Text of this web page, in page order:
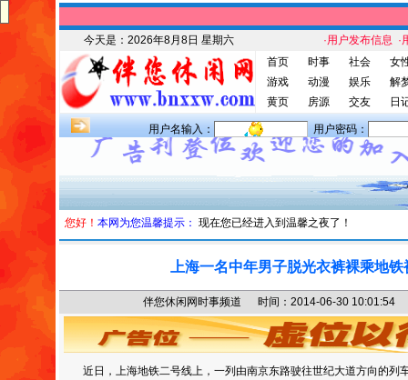
今天是： 2026年8月8日 星期六 ·用户发布信息 ·
首页
时事 社会
女
游戏
动漫 娱乐
解
黄页
房源 交友 日
用户名输入： 用户密码：
您好！ 本网为您温馨提示： 现在您已经进入到温馨之夜了！
上海一名中年男子脱光衣裤裸乘地
伴您休闲网时事频道 时间：2014-06-30
近日，上海地铁二号线上，一列由南京东路驶往世纪大道方向的列